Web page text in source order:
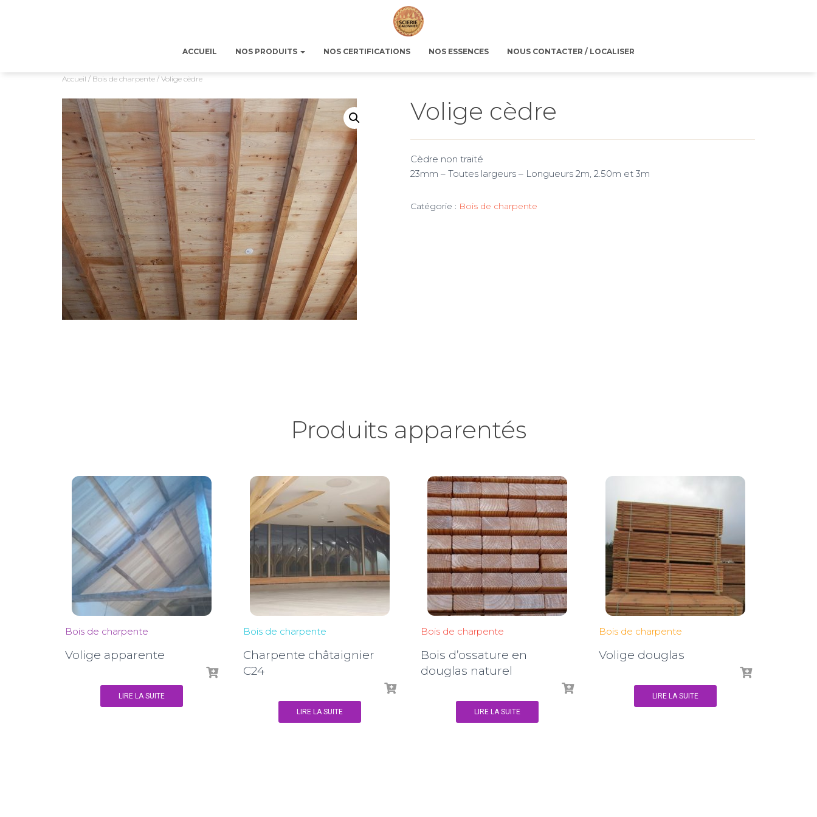
ACCUEIL NOS PRODUITS NOS CERTIFICATIONS NOS ESSENCES NOUS CONTACTER / LOCALISER
Accueil / Bois de charpente / Volige cèdre
Volige cèdre
Cèdre non traité
23mm – Toutes largeurs – Longueurs 2m, 2.50m et 3m
Catégorie : Bois de charpente
Produits apparentés
Bois de charpente
Volige apparente
LIRE LA SUITE
Bois de charpente
Charpente châtaignier
C24
LIRE LA SUITE
Bois de charpente
Bois d’ossature en
douglas naturel
LIRE LA SUITE
Bois de charpente
Volige douglas
LIRE LA SUITE